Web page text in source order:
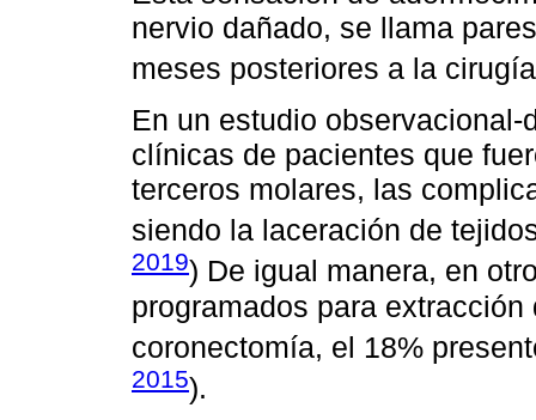
nervio dañado, se llama
meses posteriores a la
En un estudio
clínicas de pacientes que
terceros molares, las
siendo la laceración de
2019) De igual manera, en
programados para
coronectomía, el 18%
2015).